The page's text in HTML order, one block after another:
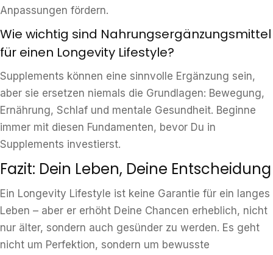
Anpassungen fördern.
Wie wichtig sind Nahrungsergänzungsmittel
für einen Longevity Lifestyle?
Supplements können eine sinnvolle Ergänzung sein,
aber sie ersetzen niemals die Grundlagen: Bewegung,
Ernährung, Schlaf und mentale Gesundheit. Beginne
immer mit diesen Fundamenten, bevor Du in
Supplements investierst.
Fazit: Dein Leben, Deine Entscheidung
Ein Longevity Lifestyle ist keine Garantie für ein langes
Leben – aber er erhöht Deine Chancen erheblich, nicht
nur älter, sondern auch gesünder zu werden. Es geht
nicht um Perfektion, sondern um bewusste